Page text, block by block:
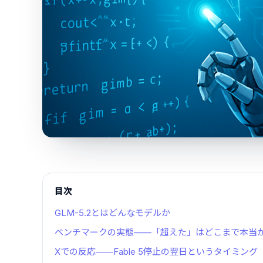
目次
GLM-5.2とはどんなモデルか
ベンチマークの実態——「超えた」はどこまで本当
Xでの反応——Fable 5停止の翌日というタイミング